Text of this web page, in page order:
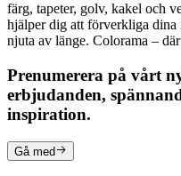
färg, tapeter, golv, kakel och
hjälper dig att förverkliga dina
njuta av länge. Colorama –
Prenumerera på vårt
erbjudanden,
inspiration.
Gå med